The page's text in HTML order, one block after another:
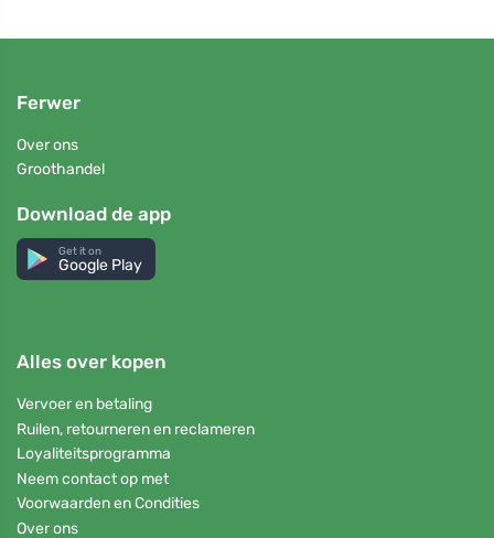
Ferwer
Over ons
Groothandel
Download de app
Get it on
Google Play
Alles over kopen
Vervoer en betaling
Ruilen, retourneren en reclameren
Loyaliteitsprogramma
Neem contact op met
Voorwaarden en Condities
Over ons